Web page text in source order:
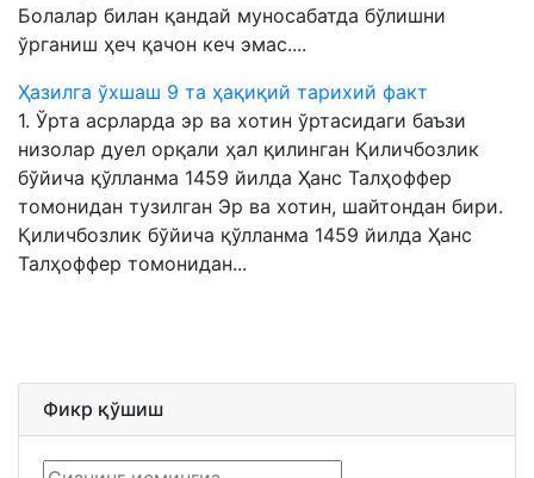
Болалар билан қандай муносабатда бўлишни
ўрганиш ҳеч қачон кеч эмас....
Ҳазилга ўхшаш 9 та ҳақиқий тарихий факт
1. Ўрта асрларда эр ва хотин ўртасидаги баъзи
низолар дуел орқали ҳал қилинган Қиличбозлик
бўйича қўлланма 1459 йилда Ҳанс Талҳоффер
томонидан тузилган Эр ва хотин, шайтондан бири.
Қиличбозлик бўйича қўлланма 1459 йилда Ҳанс
Талҳоффер томонидан...
Фикр қўшиш